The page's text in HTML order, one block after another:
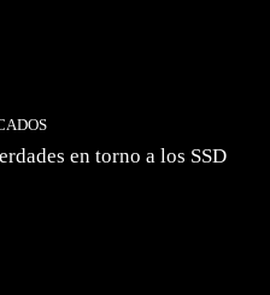
en torno a los SSD